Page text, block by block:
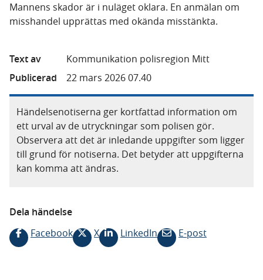
Mannens skador är i nuläget oklara. En anmälan om
misshandel upprättas med okända misstänkta.
Text av
Kommunikation polisregion Mitt
Publicerad
22 mars 2026 07.40
Händelsenotiserna ger kortfattad information om
ett urval av de utryckningar som polisen gör.
Observera att det är inledande uppgifter som ligger
till grund för notiserna. Det betyder att uppgifterna
kan komma att ändras.
Dela händelse
Facebook
X LinkedIn E-post